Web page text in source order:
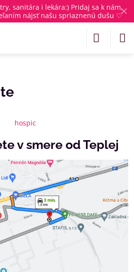
✕
sanitára i lekára:) Pridaj sa k nám,
nájsť našu spriaznenú dušu ♡
hospic
v smere od Teplej